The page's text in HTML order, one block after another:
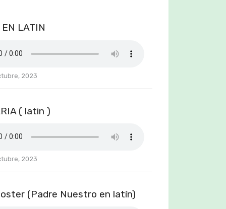
EN LATIN
2023
( latin )
2023
(Padre Nuestro en latín)